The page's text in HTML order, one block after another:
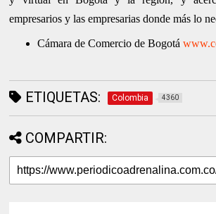
empresarios y las empresarias donde más lo
Cámara de Comercio de Bogotá
ETIQUETAS: Colombia 4360
COMPARTIR: